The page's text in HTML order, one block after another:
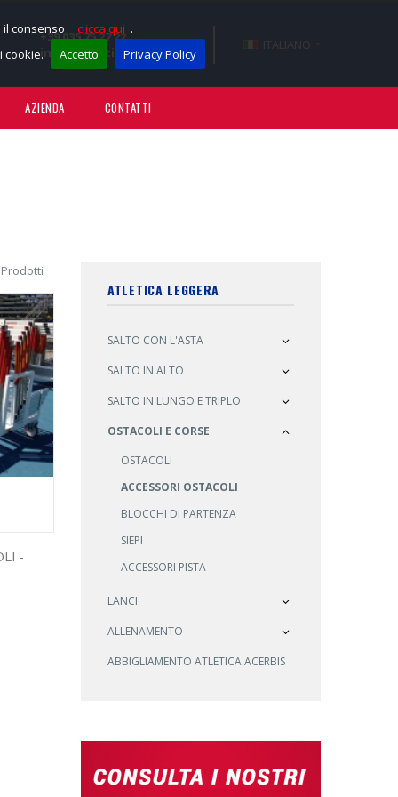
consenso clicca qui .
cookie.
Accetto Privacy Policy
+39 035 75 27 22
info@sportissimotnt.it
ITALIANO
AZIENDA CONTATTI
-
ATLETICA LEGGERA
SALTO CON L'ASTA
SALTO IN ALTO
SALTO IN LUNGO E TRIPLO
OSTACOLI E CORSE
OSTACOLI
ACCESSORI OSTACOLI
BLOCCHI DI PARTENZA
SIEPI
ACCESSORI PISTA
LANCI
ALLENAMENTO
ABBIGLIAMENTO ATLETICA ACERBIS